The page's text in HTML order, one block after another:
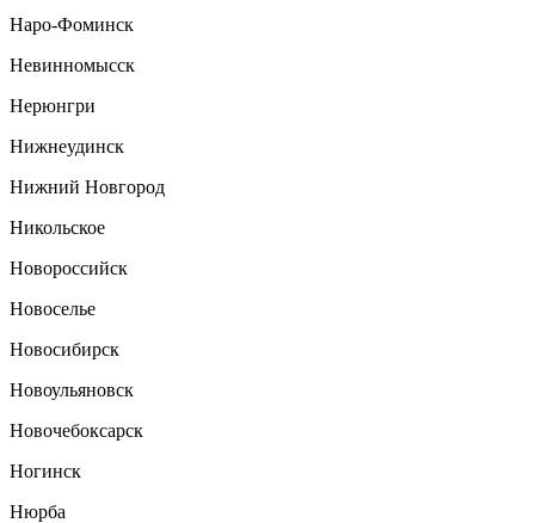
Наро-Фоминск
Невинномысск
Нерюнгри
Нижнеудинск
Нижний Новгород
Никольское
Новороссийск
Новоселье
Новосибирск
Новоульяновск
Новочебоксарск
Ногинск
Нюрба